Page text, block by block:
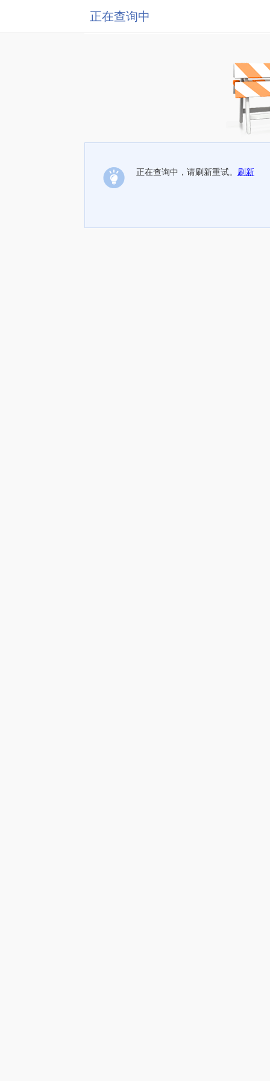
正在查询中
正在查询中，请刷新重试。 刷新